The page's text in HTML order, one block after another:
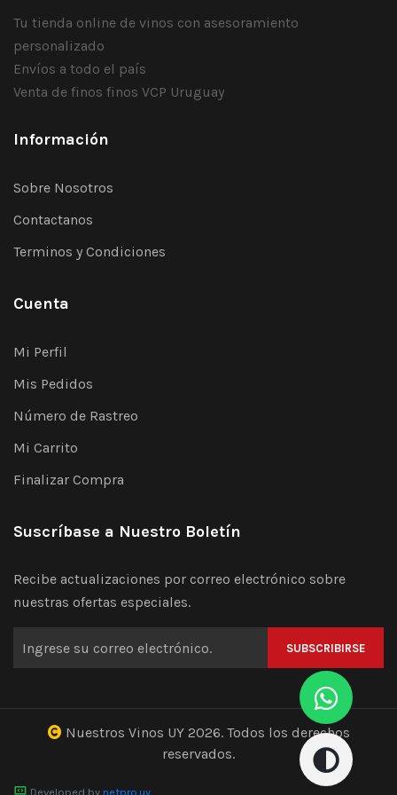
Tu tienda online de vinos con asesoramiento
personalizado
Envíos a todo el país
Venta de finos finos VCP Uruguay
Información
Sobre Nosotros
Contactanos
Terminos y Condiciones
Cuenta
Mi Perfil
Mis Pedidos
Número de Rastreo
Mi Carrito
Finalizar Compra
Suscríbase a Nuestro Boletín
Recibe actualizaciones por correo electrónico sobre
nuestras ofertas especiales.
SUBSCRIBIRSE
Nuestros Vinos UY2026. Todos los derechos
reservados.
Developed by netpro.uy